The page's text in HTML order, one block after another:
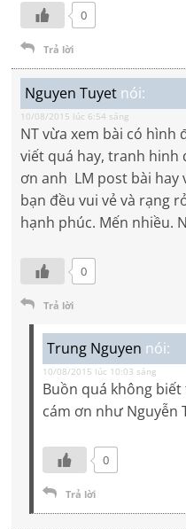
0
Trả lời
Nguyen Tuyet nói:
10/08/2015 lúc 6:54 sáng
NT vừa xem bài có hình
viết quá hay, tranh hinh
ơn anh LM post bài hay
bạn đều vui vẻ và rạng
hạnh phúc. Mến nhiều.
0
Trả lời
Trung Nguyen nói:
10/08/2015 lúc 10:03 sáng
Buồn quá không
cám ơn như Nguyễn
0
Trả lời